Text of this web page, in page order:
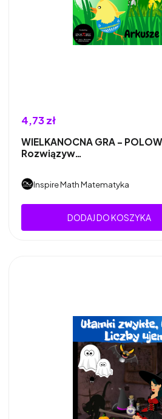
4,73 zł
WIELKANOCNA GRA -
Rozwiązyw…
Inspire Math Matematyka
DODAJ DO KOSZYKA